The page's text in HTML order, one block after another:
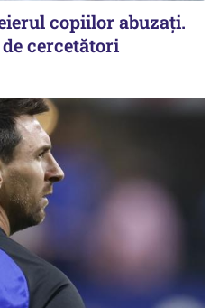
copiilor abuzați.
cercetători